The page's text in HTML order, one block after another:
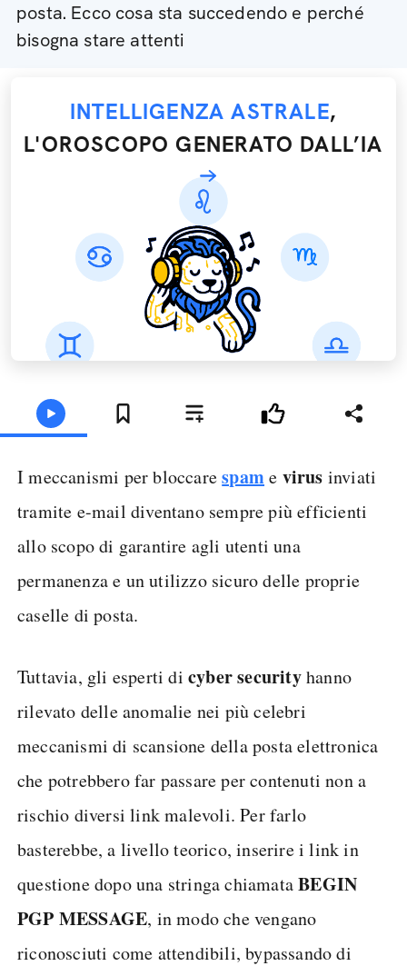
posta. Ecco cosa sta succedendo e perché
bisogna stare attenti
INTELLIGENZA ASTRALE,
L'OROSCOPO GENERATO DALL’IA
I meccanismi per bloccarespame virus inviati
tramite e-mail diventano sempre più efficienti
allo scopo di garantire agli utenti una
permanenza e un utilizzo sicuro delle proprie
caselle di posta.
Tuttavia, gli esperti di cyber securityhanno
rilevato delle anomalie nei più celebri
meccanismi di scansione della posta elettronica
che potrebbero far passare per contenuti non a
rischio diversi link malevoli. Per farlo
basterebbe, a livello teorico, inserire i link in
questione dopo una stringa chiamataBEGIN
PGP MESSAGE, in modo che vengano
riconosciuti come attendibili, bypassando di